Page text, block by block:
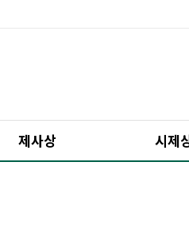
제사상 시제